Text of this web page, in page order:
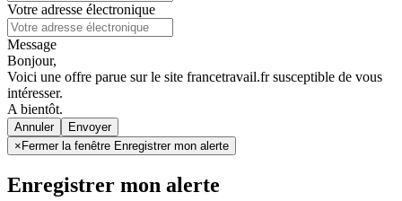
Votre adresse électronique
Message
Bonjour,
Voici une offre parue sur le site francetravail.fr susceptible de vous
intéresser.
A bientôt.
Annuler
× Fermer la fenêtre Enregistrer mon alerte
Enregistrer mon alerte